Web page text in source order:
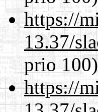
https://
13.37/
prio 100)
https://